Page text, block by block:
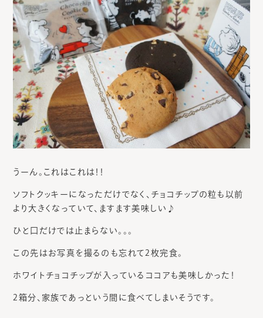
うーん。これはこれは！！
ソフトクッキーになっただけでなく、チョコチップの粒も以前
より大きくなっていて、ますます美味しい♪
ひと口だけでは止まらない。。。
この先はお写真を撮るのも忘れて2枚完食。
ホワイトチョコチップが入っているココアも美味しかった！
2箱分、家族であっという間に食べてしまいそうです。